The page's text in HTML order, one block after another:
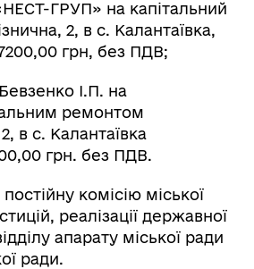
ГРУП» на капітальний
2, в с. Калантаївка,
грн, без ПДВ;
І.П. на
ремонтом
в с. Калантаївка
грн. без ПДВ.
комісію міської
реалізації державної
апарату міської ради
ради.